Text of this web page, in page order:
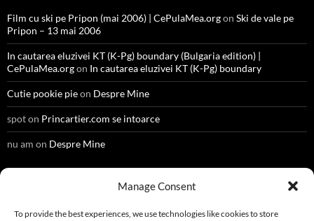
Manage Consent
To provide the best experiences, we use technologies like cookies to store
Film cu ski pe Pripon (mai 2006) | CePulaMea.orgon Ski de vale pe
Pripon – 13 mai 2006
In cautarea eluzivei KT (K-Pg) boundary (Bulgaria edition) |
CePulaMea.orgon In cautarea eluzivei KT (K-Pg) boundary
Cutie pookie pieon Despre Mine
spoton Princartier.com se intoarce
nu am on Despre Mine